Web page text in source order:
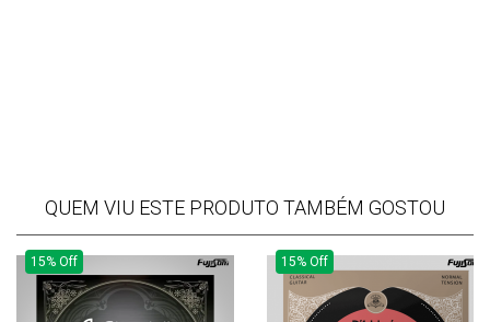
QUEM VIU ESTE PRODUTO TAMBÉM GOSTOU
15% Off 15% Off